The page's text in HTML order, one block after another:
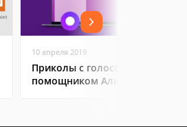
10 апреля 2019
Приколы с голосовым
помощником Алисой